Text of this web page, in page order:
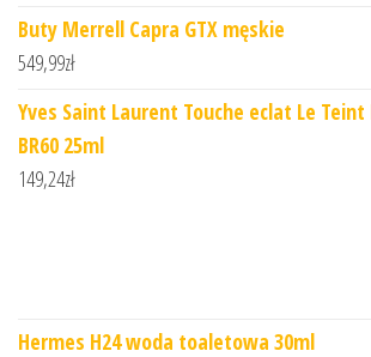
Buty Merrell Capra GTX męskie
549,99zł
Yves Saint Laurent Touche eclat Le Teint
BR60 25ml
149,24zł
Hermes H24 woda toaletowa 30ml